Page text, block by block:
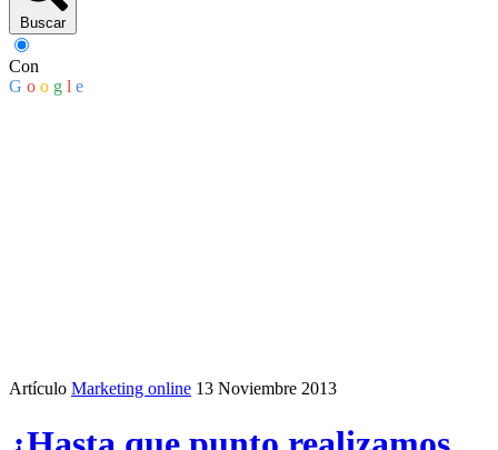
Buscar
Con
G o o g l e
Artículo Marketing online 13 Noviembre 2013